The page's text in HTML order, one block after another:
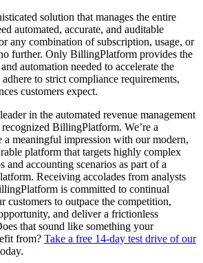
solution that manages the entire
automated, accurate, and auditable
any combination of subscription, usage, or
further. Only BillingPlatform provides the
automation needed to accelerate the
to strict compliance requirements,
customers expect.
in the automated revenue management
recognized BillingPlatform. We’re a
a meaningful impression with our modern,
platform that targets highly complex
and accounting scenarios as part of a
Receiving accolades from analysts
is committed to continual
customers to outpace the competition,
and deliver a frictionless
that sound like something your
from? Take a free 14-day test drive of our